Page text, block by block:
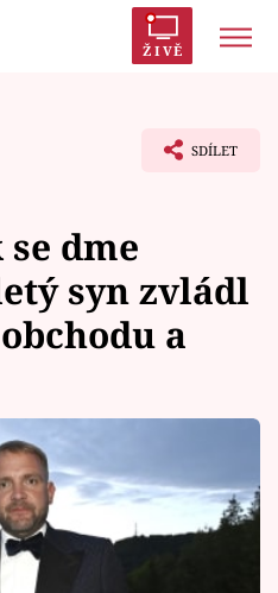
ŽIVĚ
SDÍLET
dme
syn zvládl
a